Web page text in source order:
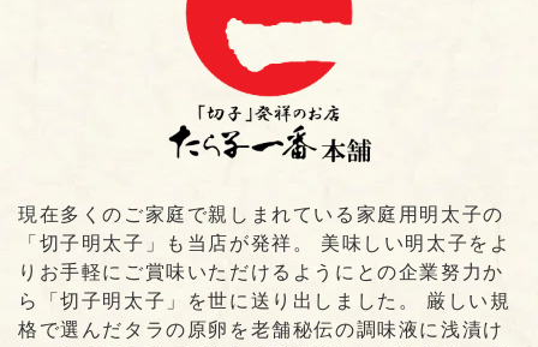
現在多くのご家庭で親しまれている家庭用明太子の
「切子明太子」も当店が発祥。 美味しい明太子をよ
りお手軽にご賞味いただけるようにとの企業努力か
ら「切子明太子」を世に送り出しました。 厳しい規
格で選んだタラの原卵を老舗秘伝の調味液に浅漬け